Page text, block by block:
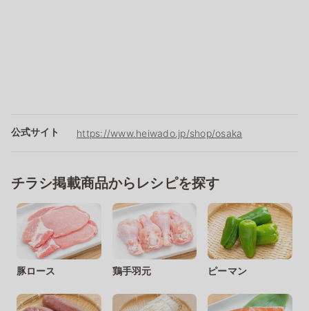
公式サイト https://www.heiwado.jp/shop/osaka
チラシ掲載商品からレシピを探す
豚ロース 鶏手羽元 ピーマン